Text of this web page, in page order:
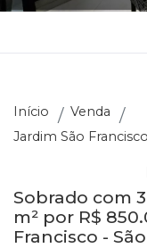
Início
Venda
Jardim São
Sobrado com
m² por R$
Francisco -